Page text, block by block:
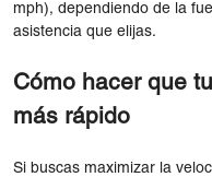
mph), dependiendo de la
asistencia que elijas.
Cómo hacer que
más rápido
Si buscas maximizar la